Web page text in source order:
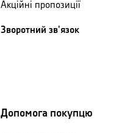
Акційні пропозиції
Зворотний зв'язок
Допомога покупцю